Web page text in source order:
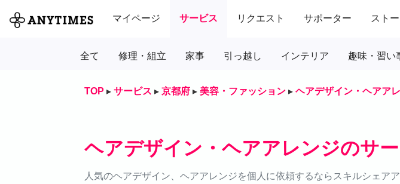
マイページ サービス リクエスト サポーター スト
全て 修理・組立 家事 引っ越し インテリア 趣味・習い
TOP ▸ サービス ▸ 京都府 ▸ 美容・ファッション ▸ ヘアデザイン・ヘアア
ヘアデザイン・ヘアアレンジのサ
人気のヘアデザイン、ヘアアレンジを個人に依頼するならスキルシェア